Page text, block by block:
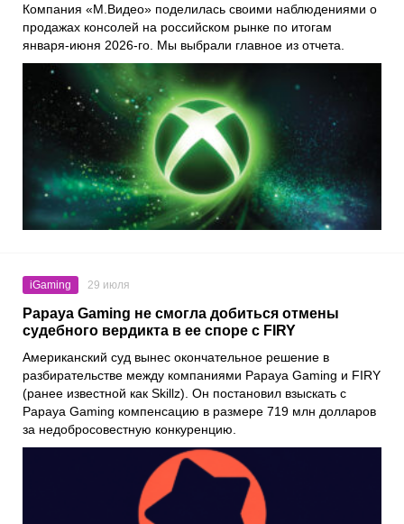
Компания «М.Видео» поделилась своими наблюдениями о
продажах консолей на российском рынке по итогам
января-июня 2026-го. Мы выбрали главное из отчета.
iGaming 29 июля
Papaya Gaming не смогла добиться отмены
судебного вердикта в ее споре с FIRY
Американский суд вынес окончательное решение в
разбирательстве между компаниями Papaya Gaming и FIRY
(ранее известной как Skillz). Он постановил взыскать с
Papaya Gaming компенсацию в размере 719 млн долларов
за недобросовестную конкуренцию.